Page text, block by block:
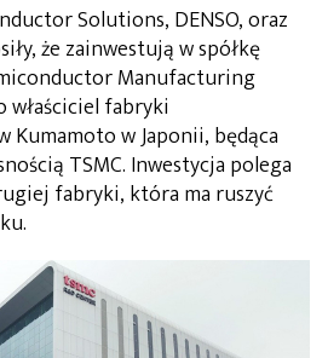
Solutions, DENSO, oraz
że zainwestują w spółkę
Manufacturing
właściciel fabryki
Kumamoto w Japonii, będąca
TSMC. Inwestycja polega
fabryki, która ma ruszyć